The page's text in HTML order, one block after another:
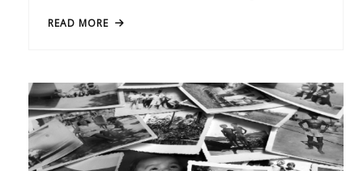
READ MORE